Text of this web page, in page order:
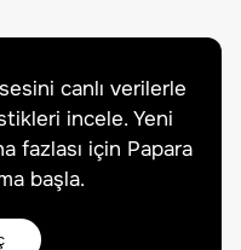
canlı verilerle
incele. Yeni
fazlası için Papara
başla.